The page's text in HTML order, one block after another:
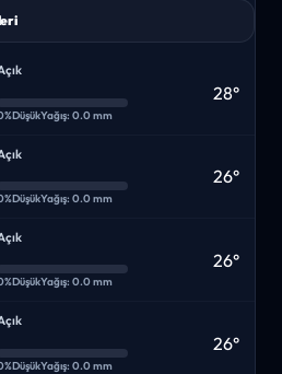
DüşükYağış: 0.0 mm
28°
DüşükYağış: 0.0 mm
26°
DüşükYağış: 0.0 mm
26°
DüşükYağış: 0.0 mm
26°